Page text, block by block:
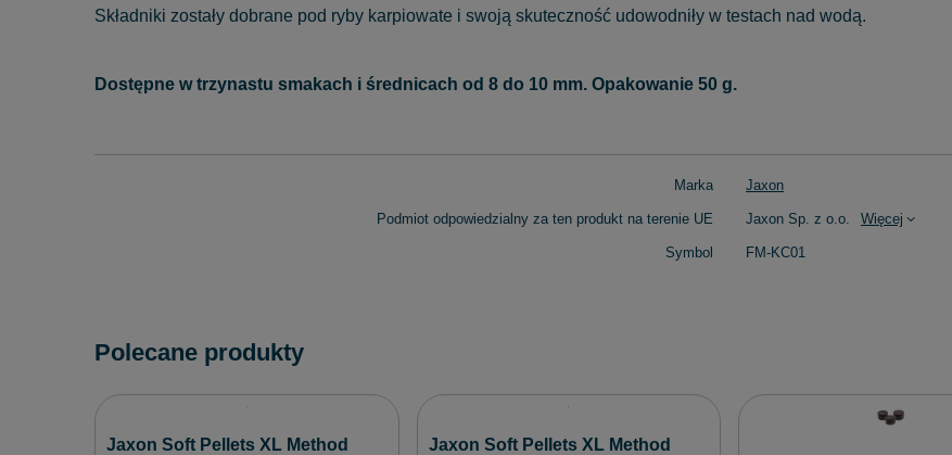
Składniki zostały dobrane pod ryby karpiowate i swoją skuteczność udowodniły w testach nad wodą.
Dostępne w trzynastu smakach i średnicach od 8 do 10 mm. Opakowanie 50 g.
Marka Jaxon
Podmiot odpowiedzialny za ten produkt na terenie UE Jaxon Sp. z o.o. Więcej
Symbol FM-KC01
Polecane produkty
Jaxon Soft Pellets XL Method
Jaxon Soft Pellets XL Method